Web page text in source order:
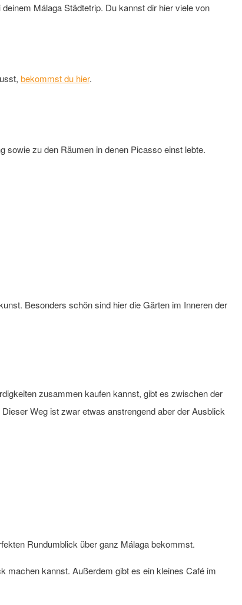
Málaga Städtetrip. Du kannst dir hier viele von
bekommst du hier.
sowie zu den Räumen in denen Picasso einst lebte.
Besonders schön sind hier die Gärten im Inneren der
zusammen kaufen kannst, gibt es zwischen der
Weg ist zwar etwas anstrengend aber der Ausblick
Rundumblick über ganz Málaga bekommst.
machen kannst. Außerdem gibt es ein kleines Café im